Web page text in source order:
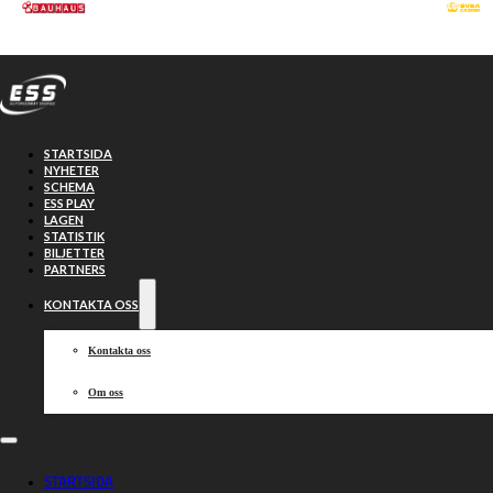
Hoppa till huvudinnehåll
STARTSIDA
NYHETER
SCHEMA
ESS PLAY
LAGEN
STATISTIK
BILJETTER
PARTNERS
KONTAKTA OSS
Kontakta oss
Om oss
STARTSIDA
”Den där